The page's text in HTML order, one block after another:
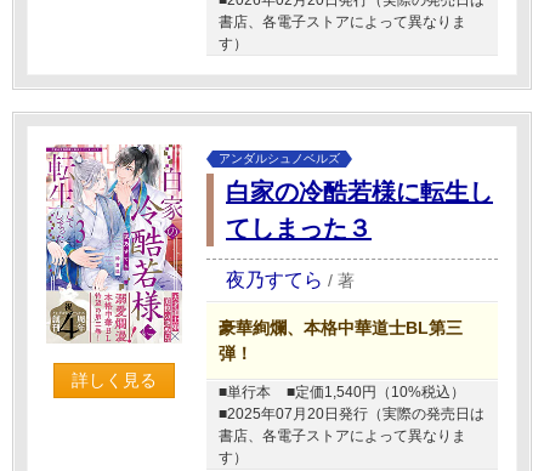
書店、各電子ストアによって異なりま
す）
詳しく見る
アンダルシュノベルズ
白家の冷酷若様に転生し
てしまった３
夜乃すてら / 著
豪華絢爛、本格中華道士BL第三
弾！
■単行本
■定価1,540円（10%税込）
■2025年07月20日発行（実際の発売日は
書店、各電子ストアによって異なりま
す）